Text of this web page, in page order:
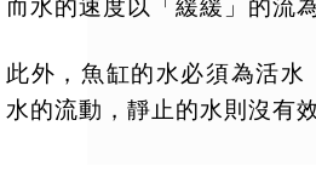
而水的速度以「緩緩」的流
此外，魚缸的水必須為活
水的流動，靜止的水則沒有